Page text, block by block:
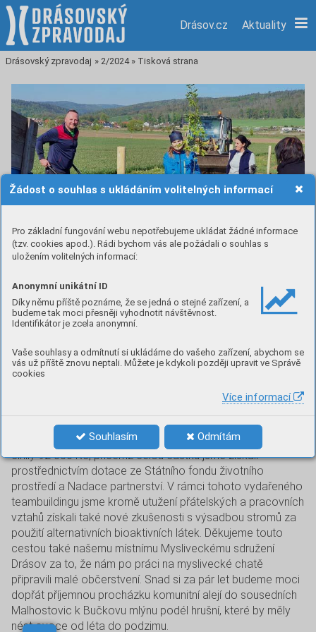
Žádost o souhlas s ukládáním volitelných informací
Pro základní fungování webu nepotřebujeme ukládat žádné informace
(tzv. cookies apod.). Rádi bychom vás ale požádali o souhlas s
uložením volitelných informací:
Anonymní unikátní ID
Díky němu příště poznáme, že se jedná o stejné zařízení, a
budeme tak moci přesněji vyhodnotit návštěvnost.
Identifikátor je zcela anonymní.
Vaše souhlasy a odmítnutí si ukládáme do vašeho zařízení, abychom se
vás už příště znovu neptali. Můžete je kdykoli později upravit ve Správě
cookies
Více informací
Souhlasím Odmítám
Drásov.cz Aktuality
Drásovský zpravodaj » 2/2024 » Tisková strana
Výsadba obecní aleje hrušní
Dne 26. 4. 2024 se sešli zaměstnanci našeho obecního
úřadu, pracovníci technického úseku a zástupci vedení
obce, aby pod odborným dozorem předsedy komise
životního prostředí při Radě městyse Drásov vysadili
polní cesty na Malhostovice. Zde jsme vysadili cca 30 ks
hrušní různých odrůd a 4 duby. Celkové náklady na tuto akci
činily 92 050 Kč, přičemž celou částku jsme získali
prostřednictvím dotace ze Státního fondu životního
prostředí a Nadace partnerství. V rámci tohoto vydařeného
teambuildingu jsme kromě utužení přátelských a pracovních
vztahů získali také nové zkušenosti s výsadbou stromů za
použití alternativních bioaktivních látek. Děkujeme touto
cestou také našemu místnímu Mysliveckému sdružení
Drásov za to, že nám po práci na myslivecké chatě
připravili malé občerstvení. Snad si za pár let budeme moci
dopřát příjemnou procházku komunitní alejí do sousedních
Malhostovic k Bučkovu mlýnu podél hrušní, které by měly
nést ovoce od léta do podzimu.